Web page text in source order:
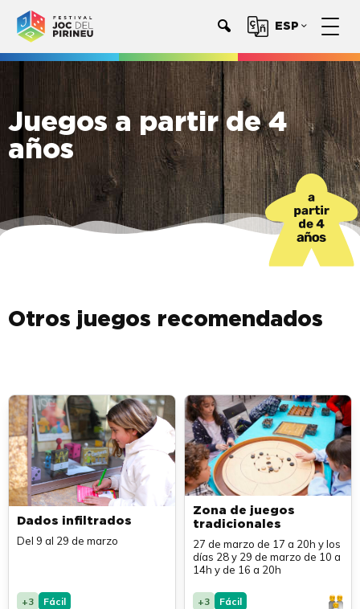
ESP
Juegos a partir de 4
años
Otros juegos recomendados
Dados infiltrados
Del 9 al 29 de marzo
+3 Fácil
Zona de juegos
tradicionales
27 de marzo de 17 a 20h y los
días 28 y 29 de marzo de 10 a
14h y de 16 a 20h
+3 Fácil